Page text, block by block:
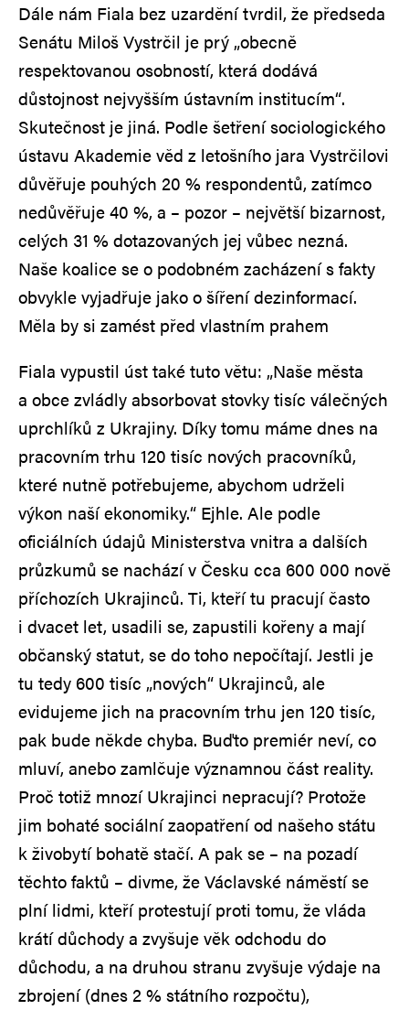
Dále nám Fiala bez uzardění tvrdil, že předseda
Senátu Miloš Vystrčil je prý „obecně
respektovanou osobností, která dodává
důstojnost nejvyšším ústavním institucím“.
Skutečnost je jiná. Podle šetření sociologického
ústavu Akademie věd z letošního jara Vystrčilovi
důvěřuje pouhých 20 % respondentů, zatímco
nedůvěřuje 40 %, a – pozor – největší bizarnost,
celých 31 % dotazovaných jej vůbec nezná.
Naše koalice se o podobném zacházení s fakty
obvykle vyjadřuje jako o šíření dezinformací.
Měla by si zamést před vlastním prahem
Fiala vypustil úst také tuto větu: „Naše města
a obce zvládly absorbovat stovky tisíc válečných
uprchlíků z Ukrajiny. Díky tomu máme dnes na
pracovním trhu 120 tisíc nových pracovníků,
které nutně potřebujeme, abychom udrželi
výkon naší ekonomiky.“ Ejhle. Ale podle
oficiálních údajů Ministerstva vnitra a dalších
průzkumů se nachází v Česku cca 600 000 nově
příchozích Ukrajinců. Ti, kteří tu pracují často
i dvacet let, usadili se, zapustili kořeny a mají
občanský statut, se do toho nepočítají. Jestli je
tu tedy 600 tisíc „nových“ Ukrajinců, ale
evidujeme jich na pracovním trhu jen 120 tisíc,
pak bude někde chyba. Buďto premiér neví, co
mluví, anebo zamlčuje významnou část reality.
Proč totiž mnozí Ukrajinci nepracují? Protože
jim bohaté sociální zaopatření od našeho státu
k živobytí bohatě stačí. A pak se – na pozadí
těchto faktů – divme, že Václavské náměstí se
plní lidmi, kteří protestují proti tomu, že vláda
krátí důchody a zvyšuje věk odchodu do
důchodu, a na druhou stranu zvyšuje výdaje na
zbrojení (dnes 2 % státního rozpočtu),